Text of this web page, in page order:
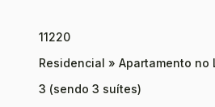
11220
Residencial » Apartamento no
3 (sendo 3 suítes)